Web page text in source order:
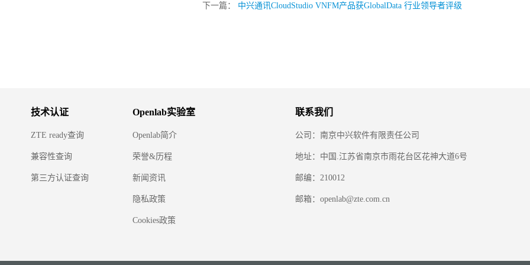
下一篇： 中兴通讯CloudStudio VNFM产品获GlobalData 行业领导者评级
技术认证
ZTE ready查询
兼容性查询
第三方认证查询
Openlab实验室
Openlab简介
荣誉&历程
新闻资讯
隐私政策
Cookies政策
联系我们
公司：南京中兴软件有限责任公司
地址：中国.江苏省南京市雨花台区花神大道6号
邮编：210012
邮箱：openlab@zte.com.cn